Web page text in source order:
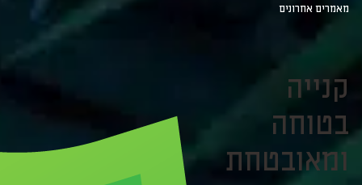
מאמרים אחרונים
קנייה
בטוחה
ומאובטחת